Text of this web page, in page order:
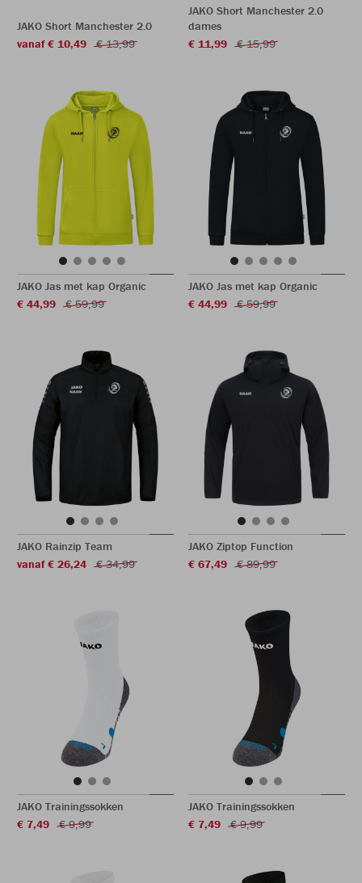
JAKO Short Manchester 2.0
vanaf € 10,49
€ 13,99
JAKO Short Manchester 2.0
dames
€ 11,99
€ 15,99
JAKO Jas met kap Organic
€ 44,99
€ 59,99
JAKO Jas met kap Organic
€ 44,99
€ 59,99
JAKO Rainzip Team
vanaf € 26,24
€ 34,99
JAKO Ziptop Function
€ 67,49
€ 89,99
JAKO Trainingssokken
€ 7,49
€ 9,99
JAKO Trainingssokken
€ 7,49
€ 9,99